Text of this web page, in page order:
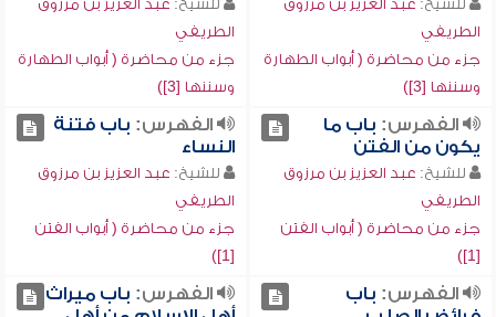
للشيخ: عبد العزيز بن مرزوق
الطريفي
جزء من محاضرة ( أبواب الطهارة
وسننها [3])
للشيخ: عبد العزيز بن مرزوق
الطريفي
جزء من محاضرة ( أبواب الطهارة
وسننها [3])
الفهرس: باب ما
يكون من الفتن
للشيخ: عبد العزيز بن مرزوق
الطريفي
جزء من محاضرة ( أبواب الفتن
[1])
الفهرس: باب فتنة
النساء
للشيخ: عبد العزيز بن مرزوق
الطريفي
جزء من محاضرة ( أبواب الفتن
[1])
الفهرس: باب
الفهرس: باب ميراث